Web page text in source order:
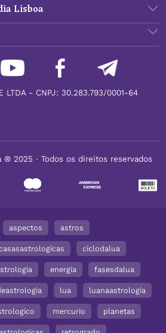
Lisboa
LTDA - CNPJ: 30.283.793/0001-64
2025 ∙ Todos os direitos reservados
aspectos astros
ciclodalua
energia fasesdalua
lua luanaastrologia
mercurio planetas